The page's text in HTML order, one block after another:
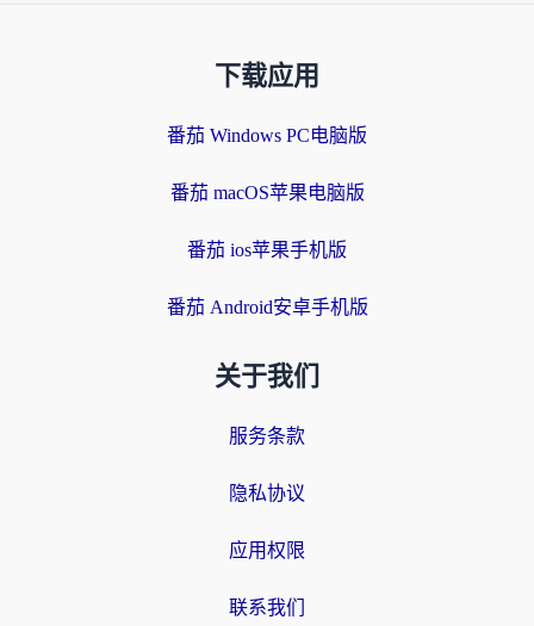
下载应用
番茄 Windows PC电脑版
番茄 macOS苹果电脑版
番茄 ios苹果手机版
番茄 Android安卓手机版
关于我们
服务条款
隐私协议
应用权限
联系我们